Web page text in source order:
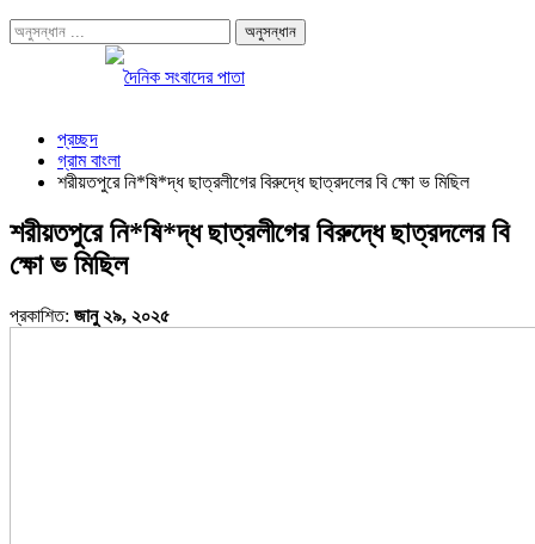
প্রচ্ছদ
গ্রাম বাংলা
শরীয়তপুরে নি*ষি*দ্ধ ছাত্রলীগের বিরুদ্ধে ছাত্রদলের বি ক্ষো ভ মিছিল
শরীয়তপুরে নি*ষি*দ্ধ ছাত্রলীগের বিরুদ্ধে ছাত্রদলের বি
ক্ষো ভ মিছিল
প্রকাশিত: জানু ২৯, ২০২৫